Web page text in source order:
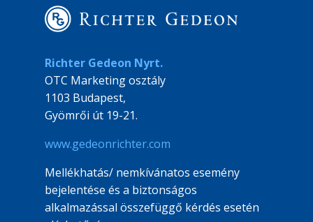
Richter Gedeon Nyrt.
OTC Marketing osztály
1103 Budapest,
Gyömrői út 19-21.
www.gedeonrichter.com
Mellékhatás/ nemkívánatos esemény
bejelentése és a biztonságos
alkalmazással összefüggő kérdés esetén